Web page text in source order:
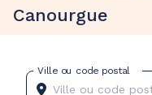
Canourgue
Ville ou code postal